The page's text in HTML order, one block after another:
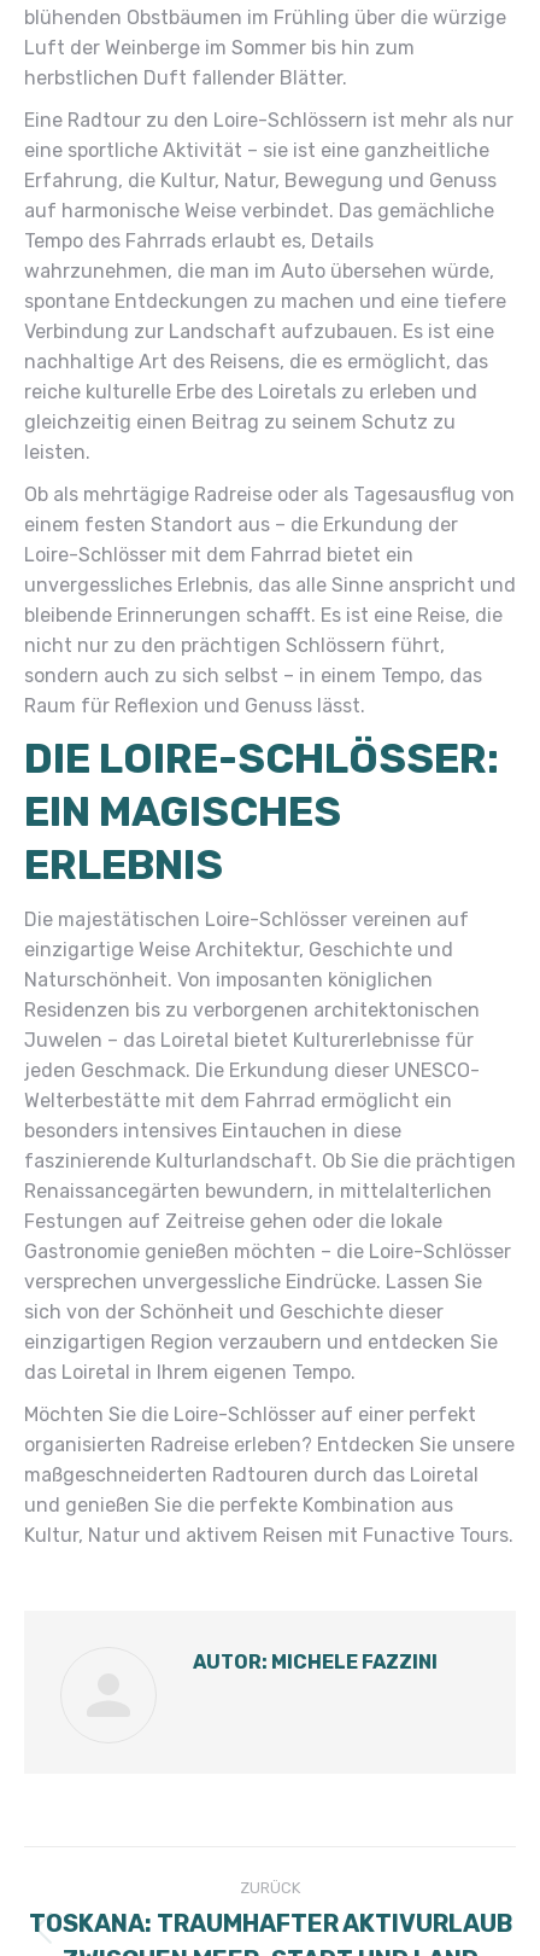
blühenden Obstbäumen im Frühling über die würzige
Luft der Weinberge im Sommer bis hin zum
herbstlichen Duft fallender Blätter.
Eine Radtour zu den Loire-Schlössern ist mehr als nur
eine sportliche Aktivität – sie ist eine ganzheitliche
Erfahrung, die Kultur, Natur, Bewegung und Genuss
auf harmonische Weise verbindet. Das gemächliche
Tempo des Fahrrads erlaubt es, Details
wahrzunehmen, die man im Auto übersehen würde,
spontane Entdeckungen zu machen und eine tiefere
Verbindung zur Landschaft aufzubauen. Es ist eine
nachhaltige Art des Reisens, die es ermöglicht, das
reiche kulturelle Erbe des Loiretals zu erleben und
gleichzeitig einen Beitrag zu seinem Schutz zu
leisten.
Ob als mehrtägige Radreise oder als Tagesausflug von
einem festen Standort aus – die Erkundung der
Loire-Schlösser mit dem Fahrrad bietet ein
unvergessliches Erlebnis, das alle Sinne anspricht und
bleibende Erinnerungen schafft. Es ist eine Reise, die
nicht nur zu den prächtigen Schlössern führt,
sondern auch zu sich selbst – in einem Tempo, das
Raum für Reflexion und Genuss lässt.
DIE LOIRE-SCHLÖSSER:
EIN MAGISCHES
ERLEBNIS
Die majestätischen Loire-Schlösser vereinen auf
einzigartige Weise Architektur, Geschichte und
Naturschönheit. Von imposanten königlichen
Residenzen bis zu verborgenen architektonischen
Juwelen – das Loiretal bietet Kulturerlebnisse für
jeden Geschmack. Die Erkundung dieser UNESCO-
Welterbestätte mit dem Fahrrad ermöglicht ein
besonders intensives Eintauchen in diese
faszinierende Kulturlandschaft. Ob Sie die prächtigen
Renaissancegärten bewundern, in mittelalterlichen
Festungen auf Zeitreise gehen oder die lokale
Gastronomie genießen möchten – die Loire-Schlösser
versprechen unvergessliche Eindrücke. Lassen Sie
sich von der Schönheit und Geschichte dieser
einzigartigen Region verzaubern und entdecken Sie
das Loiretal in Ihrem eigenen Tempo.
Möchten Sie die Loire-Schlösser auf einer perfekt
organisierten Radreise erleben? Entdecken Sie unsere
maßgeschneiderten Radtouren durch das Loiretal
und genießen Sie die perfekte Kombination aus
Kultur, Natur und aktivem Reisen mit Funactive Tours.
AUTOR: MICHELE FAZZINI
KOMMENTARNAVIGATION
ZURÜCK
TOSKANA: TRAUMHAFTER AKTIVURLAUB